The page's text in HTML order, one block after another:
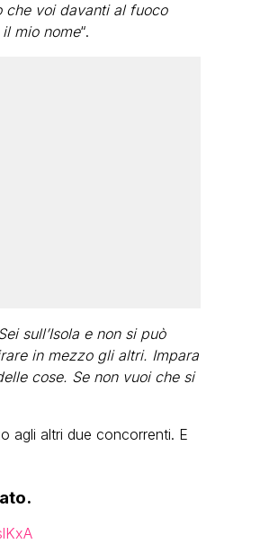
che voi davanti al fuoco
mio nome“.
sull’Isola e non si può
in mezzo gli altri. Impara
cose. Se non vuoi che si
agli altri due concorrenti. E